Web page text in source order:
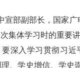
宣部副部长，国家
集体学习时的重要
深入学习贯彻习
、学史增信、学史